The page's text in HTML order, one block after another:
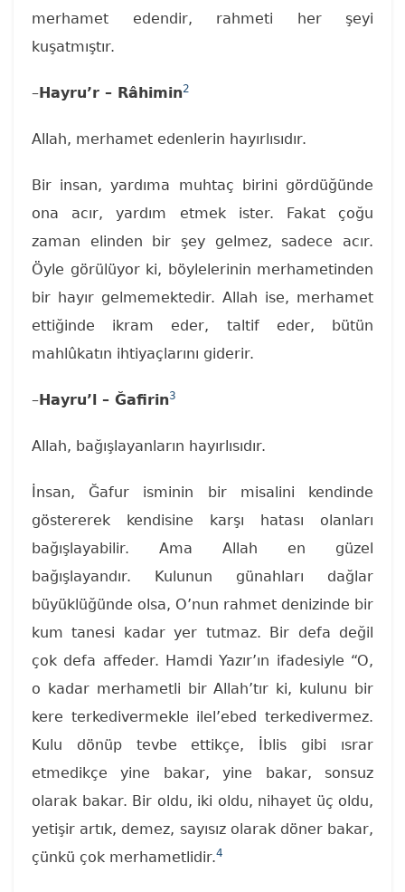
merhamet edendir, rahmeti her şeyi
kuşatmıştır.
–Hayru’r – Râhimin2
Allah, merhamet edenlerin hayırlısıdır.
Bir insan, yardıma muhtaç birini gördüğünde
ona acır, yardım etmek ister. Fakat çoğu
zaman elinden bir şey gelmez, sadece acır.
Öyle görülüyor ki, böylelerinin merhametinden
bir hayır gelmemektedir. Allah ise, merhamet
ettiğinde ikram eder, taltif eder, bütün
mahlûkatın ihtiyaçlarını giderir.
–Hayru’l – Ğafirin3
Allah, bağışlayanların hayırlısıdır.
İnsan, Ğafur isminin bir misalini kendinde
göstererek kendisine karşı hatası olanları
bağışlayabilir. Ama Allah en güzel
bağışlayandır. Kulunun günahları dağlar
büyüklüğünde olsa, O’nun rahmet denizinde bir
kum tanesi kadar yer tutmaz. Bir defa değil
çok defa affeder. Hamdi Yazır’ın ifadesiyle “O,
o kadar merhametli bir Allah’tır ki, kulunu bir
kere terkedivermekle ilel’ebed terkedivermez.
Kulu dönüp tevbe ettikçe, İblis gibi ısrar
etmedikçe yine bakar, yine bakar, sonsuz
olarak bakar. Bir oldu, iki oldu, nihayet üç oldu,
yetişir artık, demez, sayısız olarak döner bakar,
çünkü çok merhametlidir.4